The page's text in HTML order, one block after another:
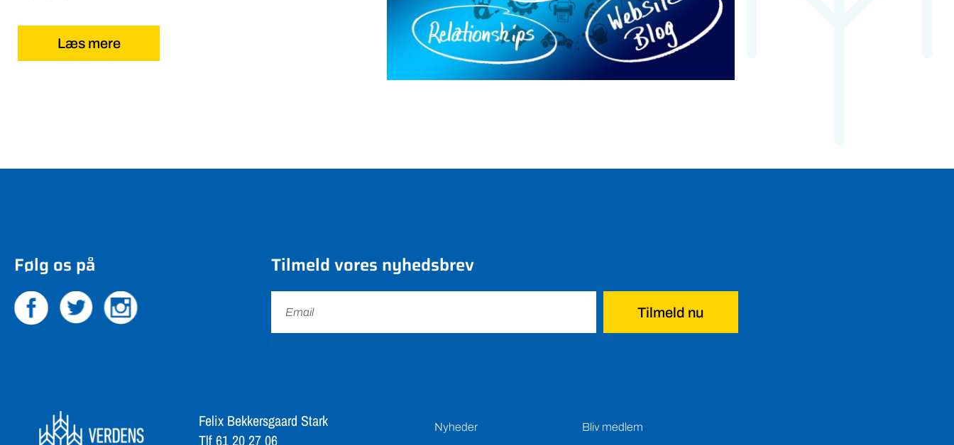
Læs mere
Følg os på Tilmeld vores nyhedsbrev
Tilmeld nu
Felix Bekkersgaard Stark
Tlf 61 20 27 06
Nyheder Bliv medlem